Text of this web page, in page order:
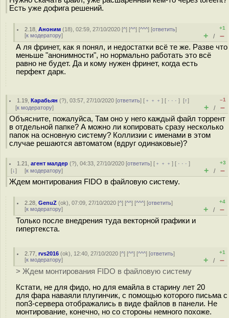
Есть уже дофига решений.
2.18 ,Аноним (18), 02:59, 27/10/2020 [^] [^^] [^^^] [ответить]
[к модератору]
+1
+ / –
А ля фринет, как я понял, и недостатки всё те же. Разве что
меньше "анонимности", но нормально работать это всё
равно не будет. Да и кому нужен фринет, когда есть
перфект дарк.
1.19 ,Карабьян (?), 03:57, 27/10/2020 [ответить] [ ﹢﹢﹢] [ · · ·][↑]
[к модератору]
–1
+ / –
Объясните, пожалуйса, Там оно у него каждый файл торрент
в отдельной папке? А можно ли копировать сразу несколько
папок на основную систему? Коллизии с именами в этом
случае решаются автоматом (вдруг одинаковые)?
1.21 ,агент малдер (?), 04:33, 27/10/2020 [ответить] [ ﹢﹢﹢] [ · · ·]
[↓] [к модератору]
+3
+ / –
Ждем монтирования FIDO в файловую систему.
2.28 ,GenuZ (ok), 07:09, 27/10/2020 [^] [^^] [^^^] [ответить]
[к модератору]
+4
+ / –
Только после внедрения туда векторной графики и
гипертекста.
2.77 ,rvs2016 (ok), 12:40, 27/10/2020 [^] [^^] [^^^] [ответить]
[к модератору]
+1
+ / –
> Ждем монтирования FIDO в файловую систему
Кстати, не для фидо, но для емайла в старину лет 20
для фара наваяли плугинчик, с помощью которого письма с
поп3-сервера отображались в виде файлов в панели. Не
монтирование, конечно, но со стороны немного похоже.